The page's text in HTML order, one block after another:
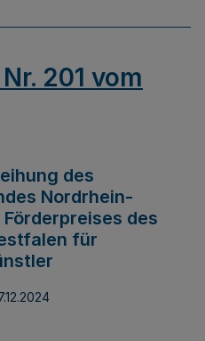
201 vom
des
Nordrhein-
des
für